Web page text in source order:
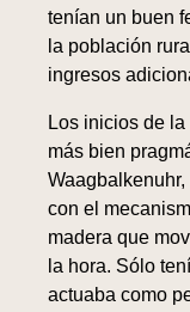
tenían un buen
la población
ingresos
Los inicios de
más bien
con el
madera que
la hora. Sólo
actuaba como